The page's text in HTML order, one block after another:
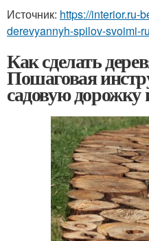
Источник: https://interior.ru-
derevyannyh-spilov-svoimi-
Как сделать
Пошаговая
садовую дорожку